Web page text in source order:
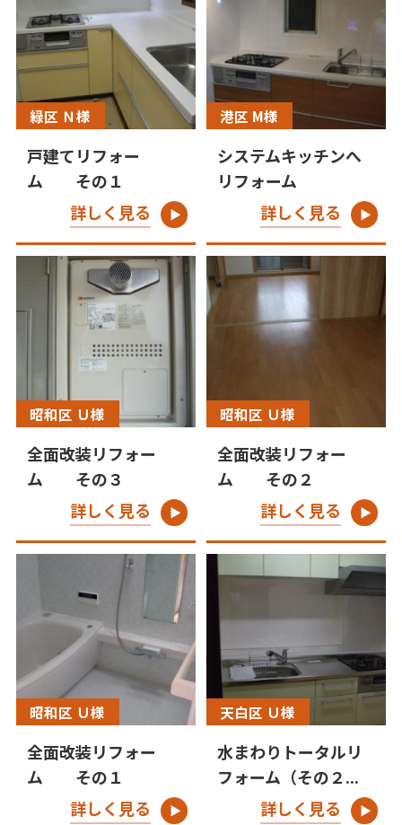
緑区 Ｎ様
戸建てリフォー
ム その１
詳しく見る
港区 M様
システムキッチンへ
リフォーム
詳しく見る
昭和区 Ｕ様
全面改装リフォー
ム その３
詳しく見る
昭和区 Ｕ様
全面改装リフォー
ム その２
詳しく見る
昭和区 Ｕ様
全面改装リフォー
ム その１
詳しく見る
天白区 Ｕ様
水まわりトータルリ
フォーム（その２...
詳しく見る